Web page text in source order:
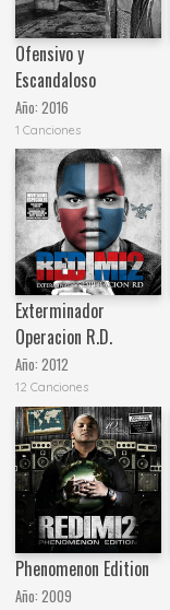
Ofensivo y
Escandaloso
Año:2016
1 Canciones
Exterminador
Operacion R.D.
Año:2012
12 Canciones
Phenomenon Edition
Año:2009